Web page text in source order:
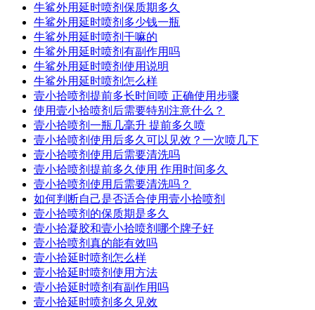
牛鲨外用延时喷剂保质期多久
牛鲨外用延时喷剂多少钱一瓶
牛鲨外用延时喷剂干嘛的
牛鲨外用延时喷剂有副作用吗
牛鲨外用延时喷剂使用说明
牛鲨外用延时喷剂怎么样
壹小拾喷剂提前多长时间喷 正确使用步骤
使用壹小拾喷剂后需要特别注意什么？
壹小拾喷剂一瓶几毫升 提前多久喷
壹小拾喷剂使用后多久可以见效？一次喷几下
壹小拾喷剂使用后需要清洗吗
壹小拾喷剂提前多久使用 作用时间多久
壹小拾喷剂使用后需要清洗吗？
如何判断自己是否适合使用壹小拾喷剂
壹小拾喷剂的保质期是多久
壹小拾凝胶和壹小拾喷剂哪个牌子好
壹小拾喷剂真的能有效吗
壹小拾延时喷剂怎么样
壹小拾延时喷剂使用方法
壹小拾延时喷剂有副作用吗
壹小拾延时喷剂多久见效